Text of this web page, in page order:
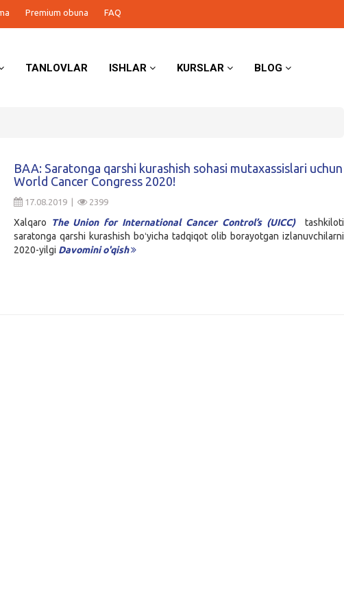
Premium obuna FAQ
TANLOVLAR ISHLAR KURSLAR BLOG
BAA: Saratonga qarshi kurashish sohasi mutaxassislari uchun
World Cancer Congress 2020!
17.08.2019 | 2399
Xalqaro The Union for International Cancer Control’s (UICC)
tashkiloti
saratonga qarshi kurashish boʻyicha tadqiqot olib borayotgan izlanuvchilarni
2020-yilgi Davomini o'qish